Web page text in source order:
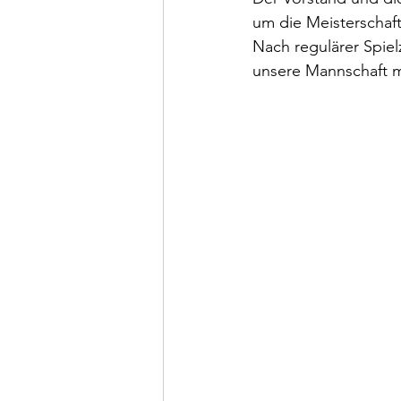
um die
Nach regulärer
unsere Mannschaft